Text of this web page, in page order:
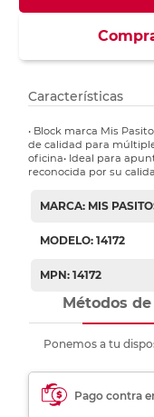
Características
• Block marca Mis
de calidad para
oficina• Ideal para
reconocida por su
MARCA: MIS
MODELO: 14172
MPN: 14172
Métodos
Ponemos a tu
Pago contra